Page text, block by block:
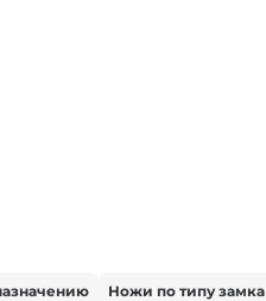
Ножи по типу замка